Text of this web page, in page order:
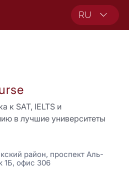
RU
к SAT, IELTS и
в лучшие университеты
район, проспект Аль-
1Б, офис 306